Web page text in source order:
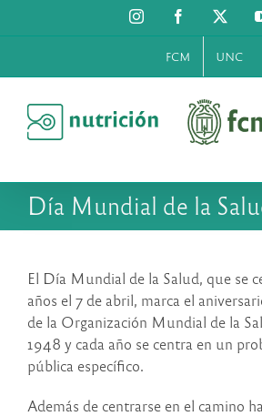
al
InstagramFacebook
FCM UNC
Día Mundial de la
El Día Mundial de la Salud, que se
años el 7 de abril, marca el
de la Organización Mundial de la
1948 y cada año se centra en un
pública específico.
Además de centrarse en el camino